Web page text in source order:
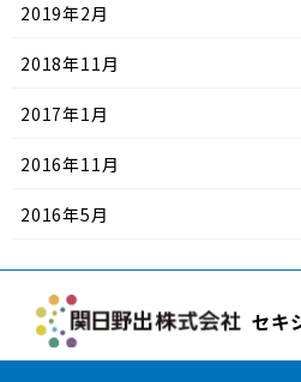
2019年2月
2018年11月
2017年1月
2016年11月
2016年5月
セキ